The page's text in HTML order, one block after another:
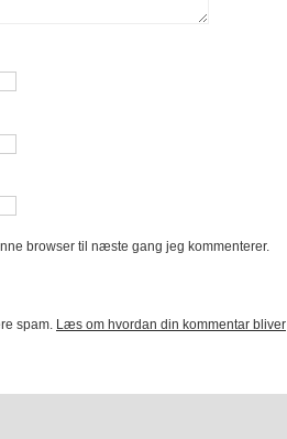
browser til næste gang jeg kommenterer.
spam. Læs om hvordan din kommentar bliver